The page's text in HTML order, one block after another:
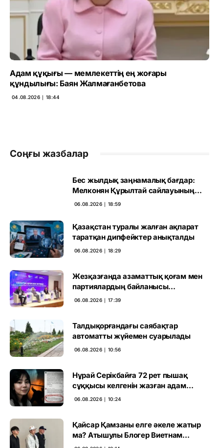
Адам құқығы — мемлекеттің ең жоғары
құндылығы: Баян Жалмағанбетова
04.08.2026 ∣ 18:44
Соңғы жазбалар
Бес жылдық заңнамалық бағдар:
Мелконян Құрылтай сайлауының
маңызын бағалады
06.08.2026 ∣ 18:59
Қазақстан туралы жалған ақпарат
таратқан дипфейктер анықталды
06.08.2026 ∣ 18:29
Жезқазғанда азаматтық қоғам мен
партиялардың байланысы
талқыланды
06.08.2026 ∣ 17:39
Талдықорғандағы саябақтар
автоматты жүйемен суарылады
06.08.2026 ∣ 10:56
Нұрай Серікбайға 72 рет пышақ
сұққысы келгенін жазған адам
ұсталды
06.08.2026 ∣ 10:24
Қайсар Қамзаны елге әкеле жатыр
ма? Атышулы Блогер Виетнам
әуежайында көзге түсті